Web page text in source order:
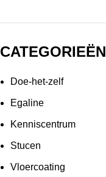
CATEGORIEËN
Doe-het-zelf
Egaline
Kenniscentrum
Stucen
Vloercoating